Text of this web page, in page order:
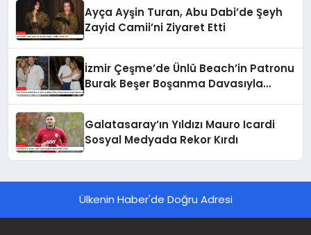
Ayça Ayşin Turan, Abu Dabi’de Şeyh
Zayid Camii’ni Ziyaret Etti
İzmir Çeşme’de Ünlü Beach’in Patronu
Burak Beşer Boşanma Davasıyla
Galatasaray’ın Yıldızı Mauro Icardi
Sosyal Medyada Rekor Kırdı
Ülkenin Haber'de Doğru Adresi